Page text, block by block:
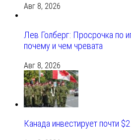
Авг 8, 2026
Лев Голберг: Просрочка по
почему и чем чревата
Авг 8, 2026
Канада инвестирует почти